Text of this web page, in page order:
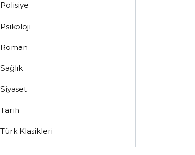
Polisiye
Psikoloji
Roman
Sağlık
Siyaset
Tarih
Türk Klasikleri